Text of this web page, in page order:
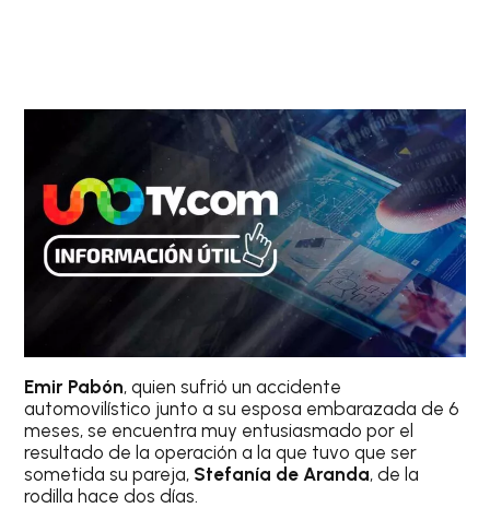
Emir Pabón, quien sufrió un accidente
automovilístico junto a su esposa embarazada de 6
meses, se encuentra muy entusiasmado por el
resultado de la operación a la que tuvo que ser
sometida su pareja, Stefanía de Aranda, de la
rodilla hace dos días.